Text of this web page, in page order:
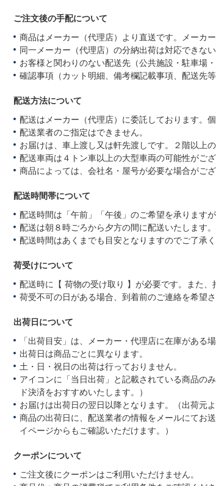
ご注文後の手配について
商品はメーカー（代理店）より直送です。メーカ
同一メーカー（代理店）の分納出荷は対応できない
お客様と関わりのない配送先（公共施設・駐車場
確認事項（カット明細、備考欄記載事項、配送先
配送方法について
配送はメーカー（代理店）に委託しております。
配送業者のご指定はできません。
お届けは、車上渡し又は軒先渡しです。２階以上
配送車両は４トン車以上の大型車両の可能性がござ
商品によっては、会社名・屋号が必要な場合がご
配送時間帯について
配送時間は「午前」「午後」のご希望を承ります
配送は朝８時ごろから夕方の間に配送いたします
配送時間はあくまでも目安となりますのでご了承く
荷受けについて
配送時に【 荷物の受け取り 】が必要です。また
荷受不可の日がある場合、到着前のご連絡を希望
出荷日について
「出荷目安」は、メーカー・代理店に在庫がある
出荷日は商品ごとに異なります。
土・日・祝日の出荷は行っておりません。
アイコンに「当日出荷」と記載されている商品の
ド決済をおすすめいたします。）
お届けは出荷日の翌日以降となります。（出荷元
商品の出荷日に、配送業者の情報をメールにてお
イページからもご確認いただけます。）
クーポンについて
ご注文後にクーポンはご利用いただけません。